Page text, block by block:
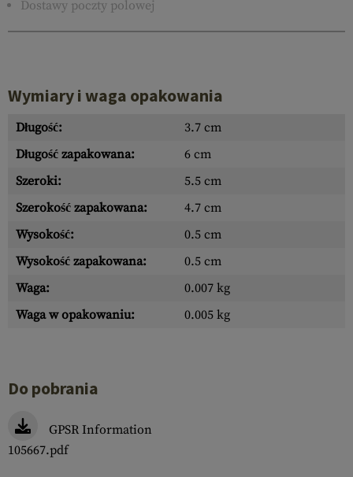
Dostawy poczty polowej
Wymiary i waga opakowania
Długość:
3.7 cm
Długość zapakowana:
6 cm
Szeroki:
5.5 cm
Szerokość zapakowana:
4.7 cm
Wysokość:
0.5 cm
Wysokość zapakowana:
0.5 cm
Waga:
0.007 kg
Waga w opakowaniu:
0.005 kg
Do pobrania
GPSR Information
105667.pdf